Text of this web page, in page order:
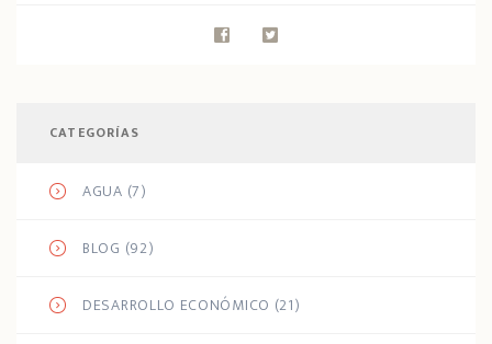
CATEGORÍAS
AGUA (7)
BLOG (92)
DESARROLLO ECONÓMICO (21)